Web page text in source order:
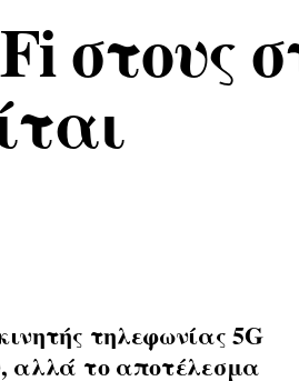
στους
τηλεφωνίας 5G
αλλά το αποτέλεσμα